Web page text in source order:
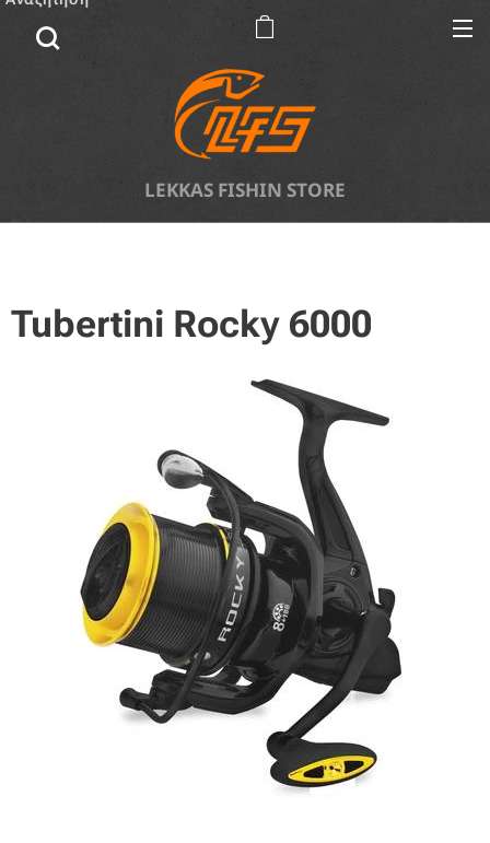
LEKKAS FISHIN STORE
Tubertini Rocky 6000